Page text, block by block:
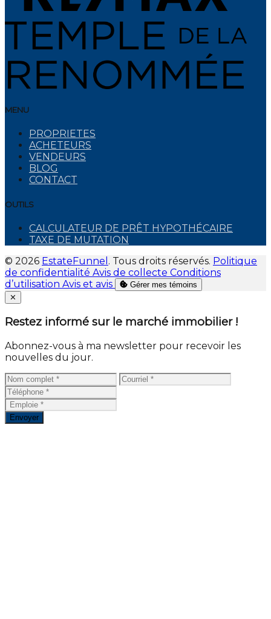
MENU
PROPRIETES
ACHETEURS
VENDEURS
BLOG
CONTACT
OUTILS
CALCULATEUR DE PRÊT HYPOTHÉCAIRE
TAXE DE MUTATION
© 2026 EstateFunnel . Tous droits réservés. Politique
de confidentialité Avis de collecte Conditions
d’utilisation Avis et avis
Gérer mes témoins
Close
✕
Restez informé sur le marché immobilier !
Abonnez-vous à ma newsletter pour recevoir les
nouvelles du jour.
Envoyer